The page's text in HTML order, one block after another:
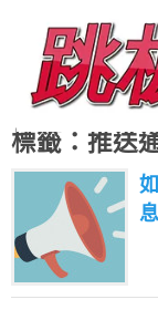
標籤：推送